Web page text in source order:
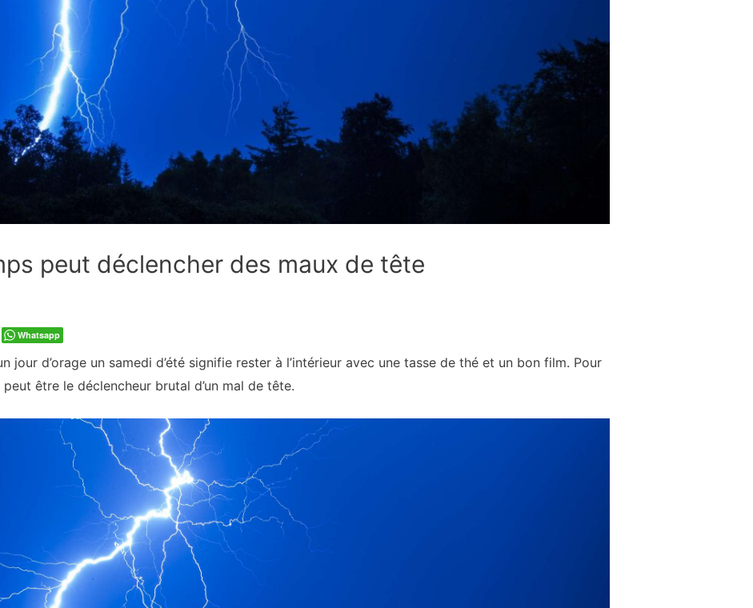
peut déclencher des maux de tête
Whatsapp
jour d’orage un samedi d’été signifie rester à l’intérieur avec une tasse de thé et un bon film. Pour
être le déclencheur brutal d’un mal de tête.